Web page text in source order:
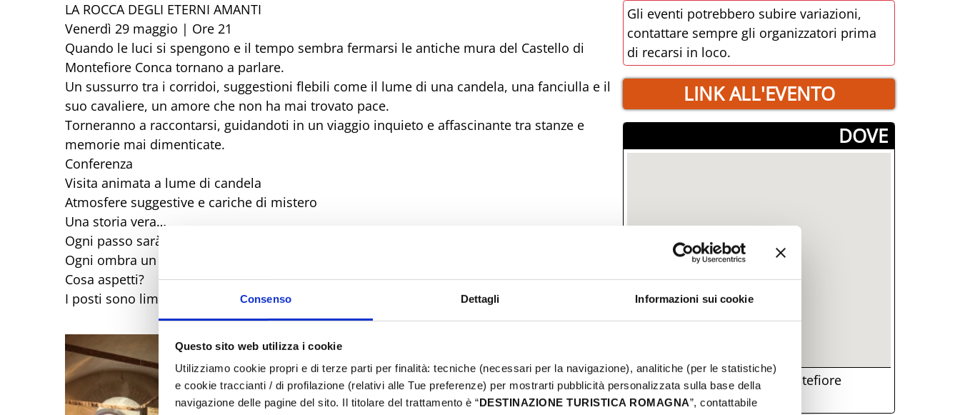
Consenso Dettagli Informazioni sui cookie
Questo sito web utilizza i cookie
Utilizziamo cookie propri e di terze parti per finalità: tecniche (necessari per la navigazione), analitiche (per le statistiche)
e cookie traccianti / di profilazione (relativi alle Tue preferenze) per mostrarti pubblicità personalizzata sulla base della
navigazione delle pagine del sito. Il titolare del trattamento è “DESTINAZIONE TURISTICA ROMAGNA”, contattabile
LA ROCCA DEGLI ETERNI AMANTI
Venerdì 29 maggio | Ore 21
Quando le luci si spengono e il tempo sembra fermarsi le antiche mura del Castello di
Montefiore Conca tornano a parlare.
Un sussurro tra i corridoi, suggestioni flebili come il lume di una candela, una fanciulla e il
suo cavaliere, un amore che non ha mai trovato pace.
Torneranno a raccontarsi, guidandoti in un viaggio inquieto e affascinante tra stanze e
memorie mai dimenticate.
Conferenza
Visita animata a lume di candela
Atmosfere suggestive e cariche di mistero
Una storia vera…
Ogni passo sarà un’emozione.
Ogni ombra un brivido leggero...
Cosa aspetti?
I posti sono limitati e la prenotazione obbligatoria al 3494449144
Gli eventi potrebbero subire variazioni,
contattare sempre gli organizzatori prima
di recarsi in loco.
LINK ALL'EVENTO
­DOVE
Via Roma, 3, 47834, Montefiore
Conca, (RN)